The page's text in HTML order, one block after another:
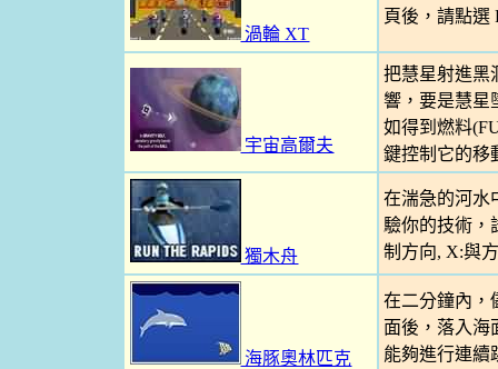
渦輪 XT
頁後，請點選
宇宙高爾夫
把慧星射進黑
響，要是慧星
如得到燃料
鍵控制它的移
獨木舟
在湍急的河水
驗你的技術，
制方向, X:與
海豚奧林匹克
在二分鐘內，
面後，落入海
能夠進行連